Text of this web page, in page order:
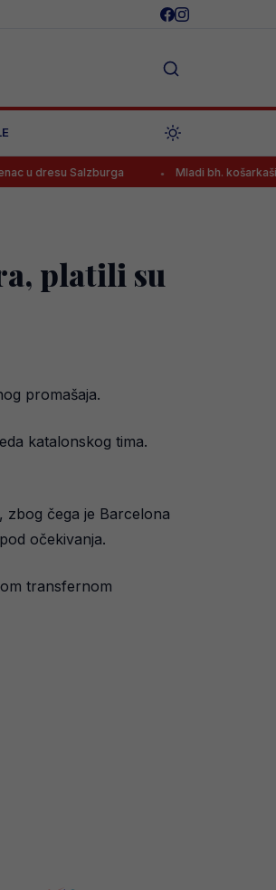
Mladi bh. košarkaši danas traže
platili su
promašaja.
katalonskog tima.
zbog čega je Barcelona
očekivanja.
transfernom